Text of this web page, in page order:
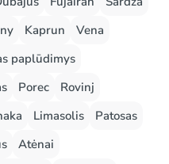
Kaprun
Vena
paplūdimys
Porec
Rovinj
Limasolis
Patosas
Atėnai